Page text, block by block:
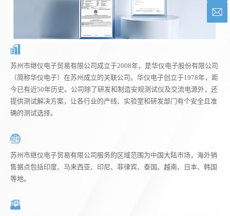
苏州市继仪电子贸易有限公司成立于2008年，是华仪电子股份有限公司
（简称华仪电子）在苏州成立的关联公司。华仪电子创立于1978年，距
今已有近50年历史。公司除了研发和制造安规测试仪及交流电源外，还
提供测试解决方案，让各行业的产线、实验室和研发部门有个安全且准
确的测试选择。
苏州市继仪电子贸易有限公司服务的区域范围为中国大陆市场，海外销
售据点包括印度、马来西亚、印尼、菲律宾、泰国、越南、日本、韩国
等地。